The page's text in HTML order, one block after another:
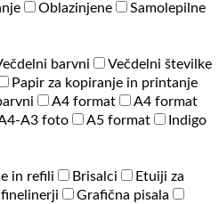
Oblazinjene
Samolepilne
barvni
Večdelni številke
Papir za kopiranje in printanje
A4 format
A4 format
A3 foto A5 format
Indigo
in refili Brisalci
Etuiji za
Grafična pisala